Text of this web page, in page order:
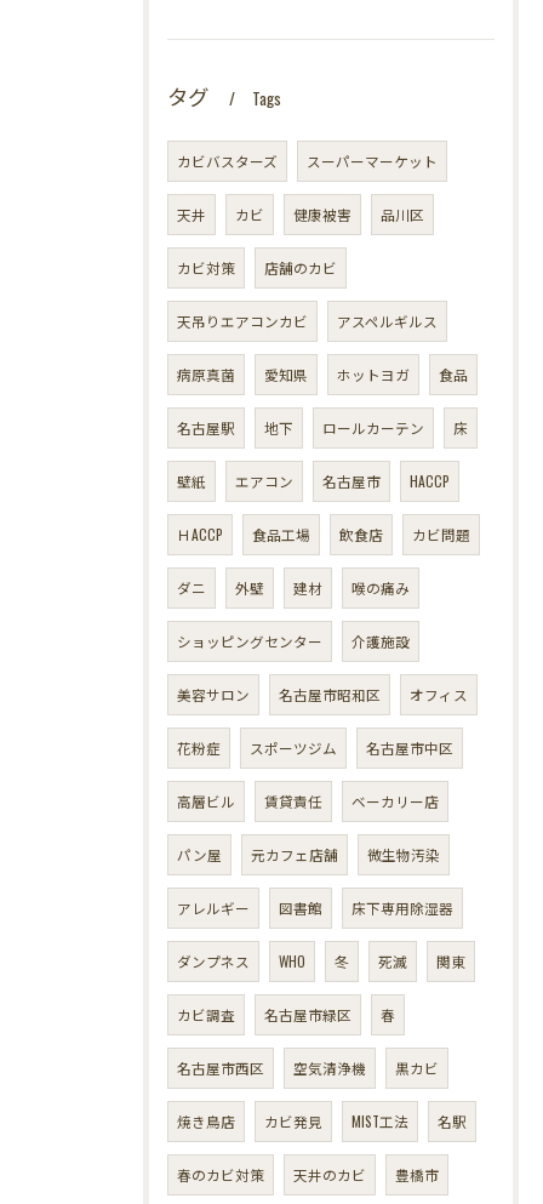
タグ Tags
カビバスターズ スーパーマーケット
天井 カビ 健康被害 品川区
カビ対策 店舗のカビ
天吊りエアコンカビ アスペルギルス
病原真菌 愛知県 ホットヨガ 食品
名古屋駅 地下 ロールカーテン 床
壁紙 エアコン 名古屋市 HACCP
ＨACCP 食品工場 飲食店 カビ問題
ダニ 外壁 建材 喉の痛み
ショッピングセンター 介護施設
美容サロン 名古屋市昭和区 オフィス
花粉症 スポーツジム 名古屋市中区
高層ビル 賃貸責任 ベーカリー店
パン屋 元カフェ店舗 微生物汚染
アレルギー 図書館 床下専用除湿器
ダンプネス WHO 冬 死滅 関東
カビ調査 名古屋市緑区 春
名古屋市西区 空気清浄機 黒カビ
焼き鳥店 カビ発見 MIST工法 名駅
春のカビ対策 天井のカビ 豊橋市